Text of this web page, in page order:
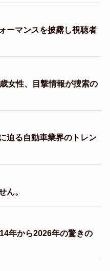
ーマンスを披露し視聴者
女性、目撃情報が捜索の
迫る自動車業界のトレン
ん。
年から2026年の驚きの